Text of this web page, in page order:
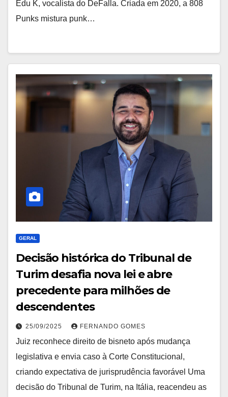
Edu K, vocalista do DeFalla. Criada em 2020, a 808
Punks mistura punk…
GERAL
Decisão histórica do Tribunal de
Turim desafia nova lei e abre
precedente para milhões de
descendentes
25/09/2025 FERNANDO GOMES
Juiz reconhece direito de bisneto após mudança
legislativa e envia caso à Corte Constitucional,
criando expectativa de jurisprudência favorável Uma
decisão do Tribunal de Turim, na Itália, reacendeu as